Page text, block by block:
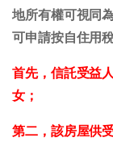
地所有權可視同
可申請按自住用
首先，信託受益
女；
第二，該房屋供